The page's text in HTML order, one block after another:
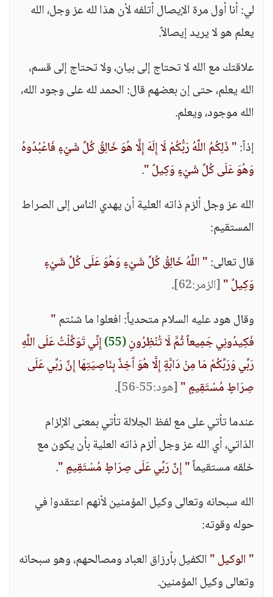
لي: أنا أول مرة الإيصال أتلفه لأن هذا لله عز وجل، الله
يعلم هو لا يريد إيصالاً.
علاقتك مع الله لا تحتاج إلى بيان، ولا تحتاج إلى قسم،
الله يعلم، حتى إن بعضهم قال: الحمد لله على وجود الله،
الله موجود، ويعلم.
إذاً:" ذَلِكُمُ اللَّهُ رَبُّكُمْ لَا إِلَهَ إِلَّا هُوَ خَالِقُ كُلِّ شَيْءٍ فَاعْبُدُوهُ
وَهُوَ عَلَى كُلِّ شَيْءٍ وَكِيلٌ ".
الله عز وجل ألزم ذاته العلية أن يهدي الناس إلى الصراط
المستقيم:
قال تعالى:" اللَّهُ خَالِقُ كُلِّ شَيْءٍ وَهُوَ عَلَى كُلِّ شَيْءٍ
وَكِيلٌ "[الزمر:62]
.
وقال هود عليه السلام متحدياً: افعلوا ما شئتم"
فَكِيدُونِي جَمِيعاً ثُمَّ لَا تُنْظِرُونِ(55)
إِنِّي تَوَكَّلْتُ عَلَى اللَّهِ
رَبِّي وَرَبِّكُمْ مَا مِنْ دَابَّةٍ إِلَّا هُوَ آَخِذٌ بِنَاصِيَتِهَا إِنَّ رَبِّي عَلَى
صِرَاطٍ مُسْتَقِيمٍ "[هود:55-56]
.
عندما تأتي على مع لفظ الجلالة تأتي بمعنى الإلزام
الذاتي، أي الله عز وجل ألزم ذاته العلية بأن يكون مع
خلقه مستقيماً" إِنَّ رَبِّي عَلَى صِرَاطٍ مُسْتَقِيمٍ ".
الله سبحانه وتعالى وكيل المؤمنين لأنهم اعتقدوا في
حوله وقوته:
" الوكيل "الكفيل بأرزاق العباد ومصالحهم، وهو سبحانه
وتعالى وكيل المؤمنين.